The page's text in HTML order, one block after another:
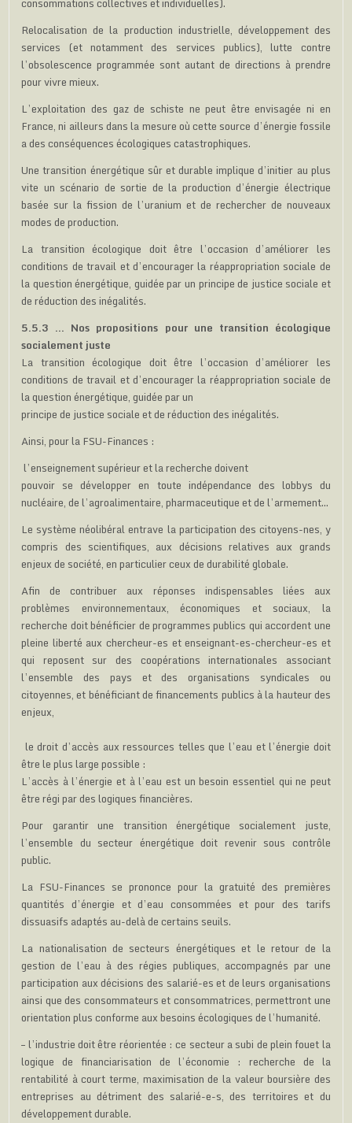
Relocalisation de la production industrielle, développement des
services (et notamment des services publics), lutte contre
l’obsolescence programmée sont autant de directions à prendre
pour vivre mieux.
L’exploitation des gaz de schiste ne peut être envisagée ni en
France, ni ailleurs dans la mesure où cette source d’énergie fossile
a des conséquences écologiques catastrophiques.
Une transition énergétique sûr et durable implique d’initier au plus
vite un scénario de sortie de la production d’énergie électrique
basée sur la fission de l’uranium et de rechercher de nouveaux
modes de production.
La transition écologique doit être l’occasion d’améliorer les
conditions de travail et d’encourager la réappropriation sociale de
la question énergétique, guidée par un principe de justice sociale et
de réduction des inégalités.
5.5.3 … Nos propositions pour une transition écologique
socialement juste
La transition écologique doit être l’occasion d’améliorer les
conditions de travail et d’encourager la réappropriation sociale de
la question énergétique, guidée par un
principe de justice sociale et de réduction des inégalités.
Ainsi, pour la FSU-Finances :
l’enseignement supérieur et la recherche doivent
pouvoir se développer en toute indépendance des lobbys du
nucléaire, de l’agroalimentaire, pharmaceutique et de l’armement…
Le système néolibéral entrave la participation des citoyens-nes, y
compris des scientifiques, aux décisions relatives aux grands
enjeux de société, en particulier ceux de durabilité globale.
Afin de contribuer aux réponses indispensables liées aux
problèmes environnementaux, économiques et sociaux, la
recherche doit bénéficier de programmes publics qui accordent une
pleine liberté aux chercheur-es et enseignant-es-chercheur-es et
qui reposent sur des coopérations internationales associant
l’ensemble des pays et des organisations syndicales ou
citoyennes, et bénéficiant de financements publics à la hauteur des
enjeux,
le droit d’accès aux ressources telles que l’eau et l’énergie doit
être le plus large possible :
L’accès à l’énergie et à l’eau est un besoin essentiel qui ne peut
être régi par des logiques financières.
Pour garantir une transition énergétique socialement juste,
l’ensemble du secteur énergétique doit revenir sous contrôle
public.
La FSU-Finances se prononce pour la gratuité des premières
quantités d’énergie et d’eau consommées et pour des tarifs
dissuasifs adaptés au-delà de certains seuils.
La nationalisation de secteurs énergétiques et le retour de la
gestion de l’eau à des régies publiques, accompagnés par une
participation aux décisions des salarié-es et de leurs organisations
ainsi que des consommateurs et consommatrices, permettront une
orientation plus conforme aux besoins écologiques de l’humanité.
– l’industrie doit être réorientée : ce secteur a subi de plein fouet la
logique de financiarisation de l’économie : recherche de la
rentabilité à court terme, maximisation de la valeur boursière des
entreprises au détriment des salarié-e-s, des territoires et du
développement durable.